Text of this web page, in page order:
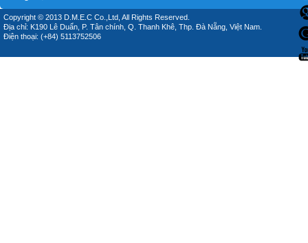
Copyright © 2013 D.M.E.C Co.,Ltd, All Rights Reserved.
Địa chỉ: K190 Lê Duẩn, P. Tân chính, Q. Thanh Khê, Thp. Đà Nẵng, Việt Nam.
Điện thoại: (+84) 5113752506